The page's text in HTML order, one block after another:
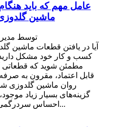
ماشین
توسط مدیر در
آیا در یافتن قطعات ماشین
کسب و کار خود مشکل
مطمئن شوید که قطعاتی
قابل اعتماد، مقرون به
روان ماشین گلدوزی
گزینه‌های بسیار زیاد
احساس سردرگمی کرد. اما با تمرکز...